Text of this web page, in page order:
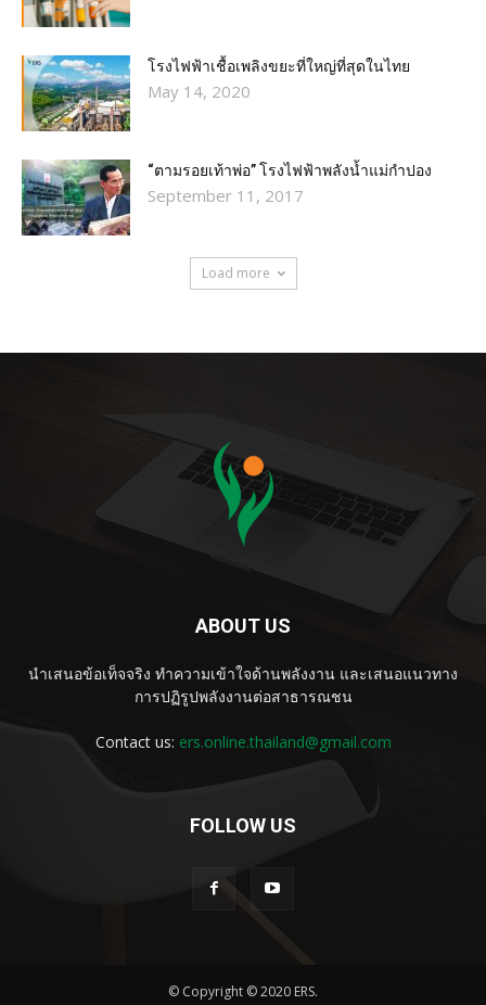
โรงไฟฟ้าเชื้อเพลิงขยะที่ใหญ่ที่สุดในไทย
May 14, 2020
“ตามรอยเท้าพ่อ” โรงไฟฟ้าพลังน้ำแม่กำปอง
September 11, 2017
Load more
ABOUT US
นำเสนอข้อเท็จจริง ทำความเข้าใจด้านพลังงาน และเสนอแนวทาง
การปฏิรูปพลังงานต่อสาธารณชน
Contact us: ers.online.thailand@gmail.com
FOLLOW US
© Copyright © 2020 ERS.